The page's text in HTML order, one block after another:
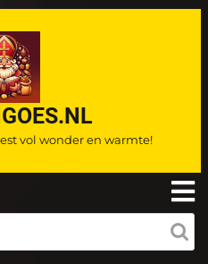
vol wonder en warmte!